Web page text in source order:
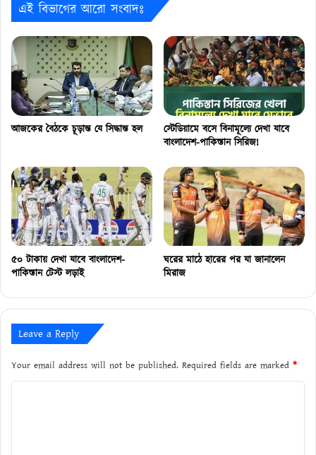
এই বিভাগের আরো সংবাদঃ
আজকের বৈঠকে চূড়ান্ত যে সিদ্ধান্ত হল
স্টেডিয়ামে বসে বিনামূল্যে দেখা যাবে
বাংলাদেশ-পাকিস্তান সিরিজ!
৫০ টাকায় দেখা যাবে বাংলাদেশ-
পাকিস্তান টেস্ট লড়াই
ঘরের মাঠে হারের পর যা জানালেন
মিরাজ
Leave a Reply
Your email address will not be published. Required fields are marked *